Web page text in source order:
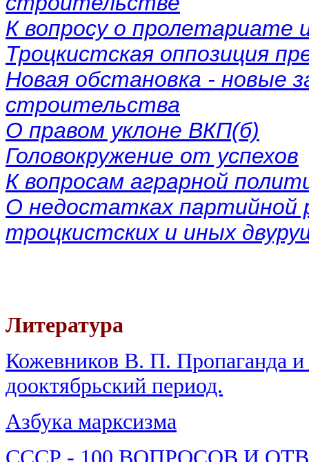
К вопросу о пролетариате
Троцкистская оппозиция
Новая обстановка - новые
строительства
О правом уклоне ВКП(б)
Головокружение от успехов
К вопросам аграрной
О недостатках партийной
троцкистских и иных
Литература
Кожевников В. П. Пропаганда и
дооктябрьский период.
Азбука марксизма